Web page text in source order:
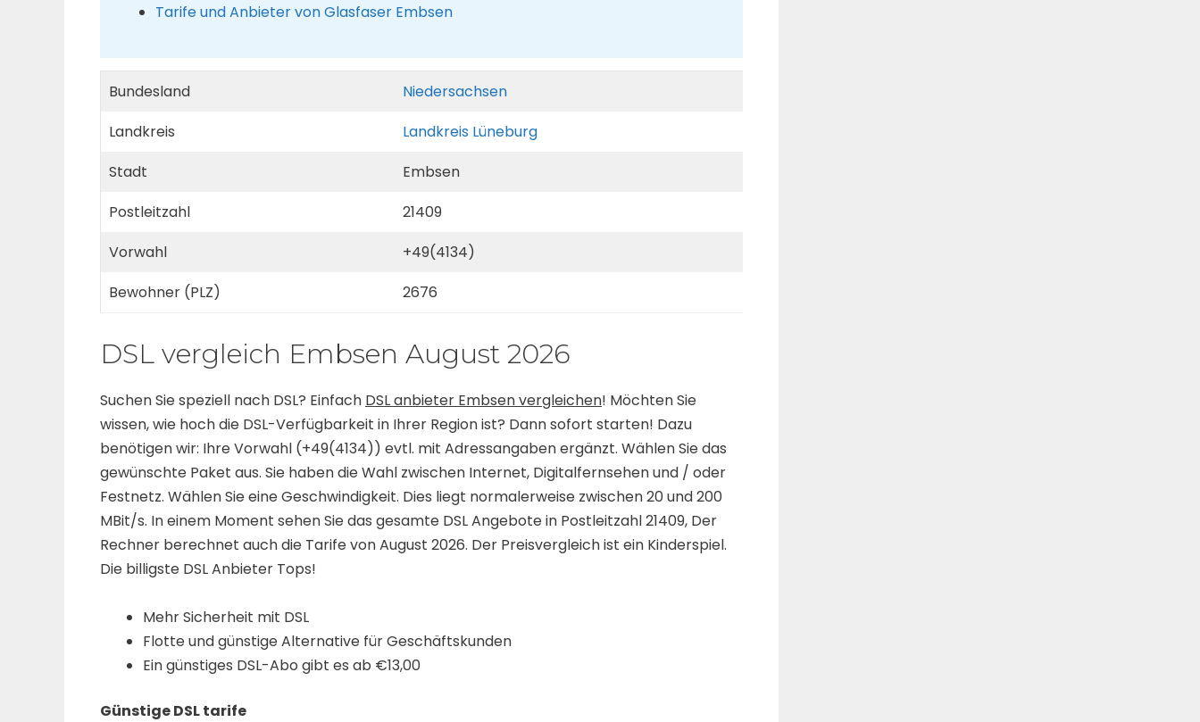
Tarife und Anbieter von Glasfaser Embsen
Bundesland
Niedersachsen
Landkreis
Landkreis Lüneburg
Stadt
Embsen
Postleitzahl
21409
Vorwahl
+49(4134)
Bewohner (PLZ)
2676
DSL vergleich Embsen August 2026
Suchen Sie speziell nach DSL? Einfach DSL anbieter Embsen vergleichen! Möchten Sie
wissen, wie hoch die DSL-Verfügbarkeit in Ihrer Region ist? Dann sofort starten! Dazu
benötigen wir: Ihre Vorwahl (+49(4134)) evtl. mit Adressangaben ergänzt. Wählen Sie das
gewünschte Paket aus. Sie haben die Wahl zwischen Internet, Digitalfernsehen und / oder
Festnetz. Wählen Sie eine Geschwindigkeit. Dies liegt normalerweise zwischen 20 und 200
MBit/s. In einem Moment sehen Sie das gesamte DSL Angebote in Postleitzahl 21409, Der
Rechner berechnet auch die Tarife von August 2026. Der Preisvergleich ist ein Kinderspiel.
Die billigste DSL Anbieter Tops!
Mehr Sicherheit mit DSL
Flotte und günstige Alternative für Geschäftskunden
Ein günstiges DSL-Abo gibt es ab €13,00
Günstige DSL tarife